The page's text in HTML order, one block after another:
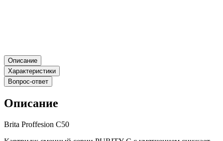
Описание
Характеристики
Вопрос-ответ
Описание
Brita Proffesion С50